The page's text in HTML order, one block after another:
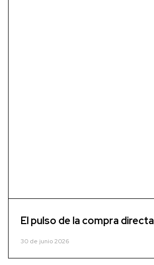
El pulso de la compra directa
30 de junio 2026